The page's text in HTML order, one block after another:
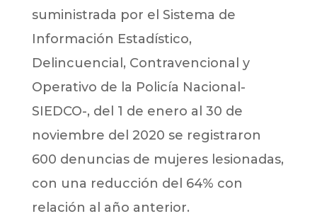
suministrada por el Sistema de
Información Estadístico,
Delincuencial, Contravencional y
Operativo de la Policía Nacional-
SIEDCO-, del 1 de enero al 30 de
noviembre del 2020 se registraron
600 denuncias de mujeres lesionadas,
con una reducción del 64% con
relación al año anterior.